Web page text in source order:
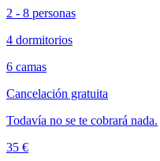
2 - 8 personas
4 dormitorios
6 camas
Cancelación gratuita
Todavía no se te cobrará nada.
35 €